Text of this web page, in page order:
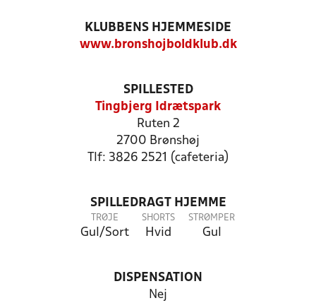
KLUBBENS HJEMMESIDE
www.bronshojboldklub.dk
SPILLESTED
Tingbjerg Idrætspark
Ruten 2
2700 Brønshøj
Tlf: 3826 2521 (cafeteria)
SPILLEDRAGT HJEMME
TRØJE
Gul/Sort
SHORTS
Hvid
STRØMPER
Gul
DISPENSATION
Nej